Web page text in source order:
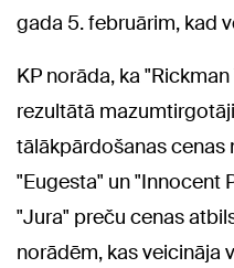
gada 5. februārim, kad
KP norāda, ka
rezultātā
tālākpārdošanas
"Eugesta" un "Innocent
"Jura" preču cenas
norādēm, kas veicināja